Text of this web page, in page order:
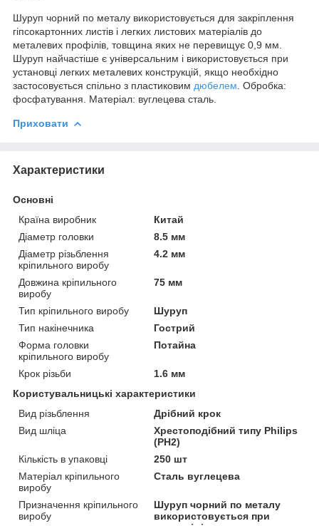
Шуруп чорний по металу використовується для закріплення
гіпсокартонних листів і легких листових матеріалів до
металевих профілів, товщина яких не перевищує 0,9 мм.
Шуруп найчастіше є універсальним і використовується при
установці легких металевих конструкцій, якщо необхідно
застосовується спільно з пластиковим дюбелем . Обробка:
фосфатування. Матеріал: вуглецева сталь.
Приховати
Характеристики
Основні
Країна виробник
Китай
Діаметр головки
8.5 мм
Діаметр різьблення
кріпильного виробу
4.2 мм
Довжина кріпильного
виробу
75 мм
Тип кріпильного виробу
Шуруп
Тип накінечника
Гострий
Форма головки
кріпильного виробу
Потайна
Крок різьби
1.6 мм
Користувальницькі характеристики
Вид різьблення
Дрібний крок
Вид шліца
Хрестоподібний типу Philips
(PH2)
Кількість в упаковці
250 шт
Матеріал кріпильного
виробу
Сталь вуглецева
Призначення кріпильного
виробу
Шуруп чорний по металу
використовується при